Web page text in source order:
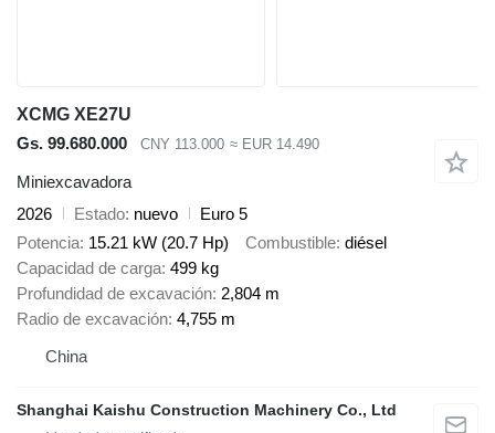
XCMG XE27U
Gs. 99.680.000
CNY 113.000 ≈ EUR 14.490
Miniexcavadora
2026
Estado nuevo
Euro 5
Potencia 15.21 kW (20.7 Hp) Combustible diésel
Capacidad de carga 499 kg
Profundidad de excavación 2,804 m
Radio de excavación 4,755 m
China
Shanghai Kaishu Construction Machinery Co., Ltd